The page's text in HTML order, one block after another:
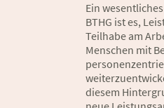
Ein
BTHG ist es,
Teilhabe am
Menschen mit
diesem